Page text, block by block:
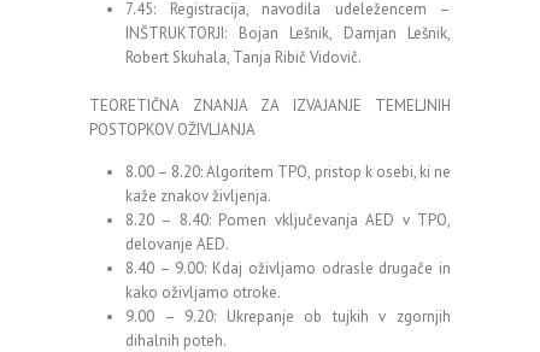
7.45: Registracija, navodila udeležencem –
INŠTRUKTORJI: Bojan Lešnik, Damjan Lešnik,
Robert Skuhala, Tanja Ribič Vidovič.
TEORETIČNA ZNANJA ZA IZVAJANJE TEMELJNIH
POSTOPKOV OŽIVLJANJA
8.00 – 8.20: Algoritem TPO, pristop k osebi, ki ne
kaže znakov življenja.
8.20 – 8.40: Pomen vključevanja AED v TPO,
delovanje AED.
8.40 – 9.00: Kdaj oživljamo odrasle drugače in
kako oživljamo otroke.
9.00 – 9.20: Ukrepanje ob tujkih v zgornjih
dihalnih poteh.